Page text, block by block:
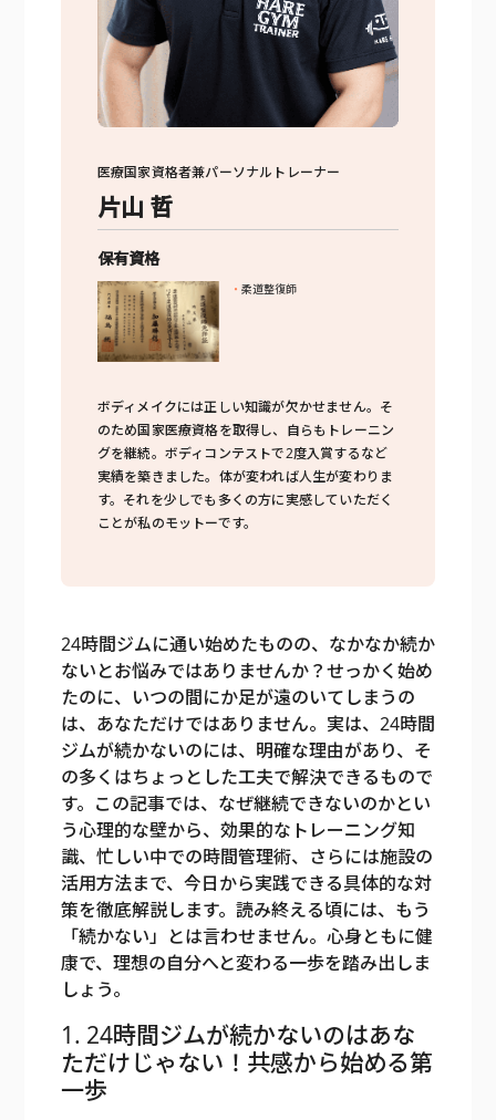
医療国家資格者兼パーソナルトレーナー
片山 哲
保有資格
柔道整復師
ボディメイクには正しい知識が欠かせません。そ
のため国家医療資格を取得し、自らもトレーニン
グを継続。ボディコンテストで2度入賞するなど
実績を築きました。体が変われば人生が変わりま
す。それを少しでも多くの方に実感していただく
ことが私のモットーです。
24時間ジムに通い始めたものの、なかなか続か
ないとお悩みではありませんか？せっかく始め
たのに、いつの間にか足が遠のいてしまうの
は、あなただけではありません。実は、24時間
ジムが続かないのには、明確な理由があり、そ
の多くはちょっとした工夫で解決できるもので
す。この記事では、なぜ継続できないのかとい
う心理的な壁から、効果的なトレーニング知
識、忙しい中での時間管理術、さらには施設の
活用方法まで、今日から実践できる具体的な対
策を徹底解説します。読み終える頃には、もう
「続かない」とは言わせません。心身ともに健
康で、理想の自分へと変わる一歩を踏み出しま
しょう。
1. 24時間ジムが続かないのはあな
ただけじゃない！共感から始める第
一歩